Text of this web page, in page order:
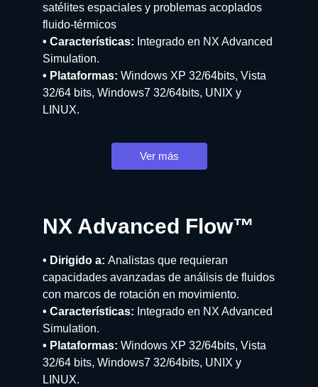
satélites espaciales y problemas acoplados
fluido-térmicos
• Características: Integrado en NX Advanced
Simulation.
• Plataformas: Windows XP 32/64bits, Vista
32/64 bits, Windows7 32/64bits, UNIX y
LINUX.
Ver más
NX Advanced Flow™
• Dirigido a: Analistas que requieran
capacidades avanzadas de análisis de fluidos
con marcos de rotación en movimiento.
• Características: Integrado en NX Advanced
Simulation.
• Plataformas: Windows XP 32/64bits, Vista
32/64 bits, Windows7 32/64bits, UNIX y
LINUX.